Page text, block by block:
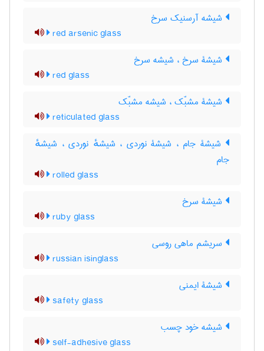
شیشه آرسنیک سرخ
red arsenic glass
شیشۀ سرخ ، شیشه سرخ
red glass
شیشۀ مشبّک ، شیشه مشبّک
reticulated glass
شیشۀ جام ، شیشۀ نوردی ، شیشهٔ نوردی ، شیشهٔ
جام
rolled glass
شیشۀ سرخ
ruby glass
سریشم ماهی روسی
russian isinglass
شیشۀ ایمنی
safety glass
شیشه خود چسب
self-adhesive glass